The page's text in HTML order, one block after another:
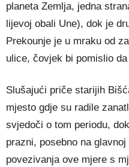
planeta Zemlja, jedna
lijevoj obali Une), dok je
Prekounje je u mraku od
ulice, čovjek bi pomislio
Slušajući priče starijih
mjesto gdje su radile
svjedoči o tom periodu,
prazni, posebno na
povezivanja ove mjere s